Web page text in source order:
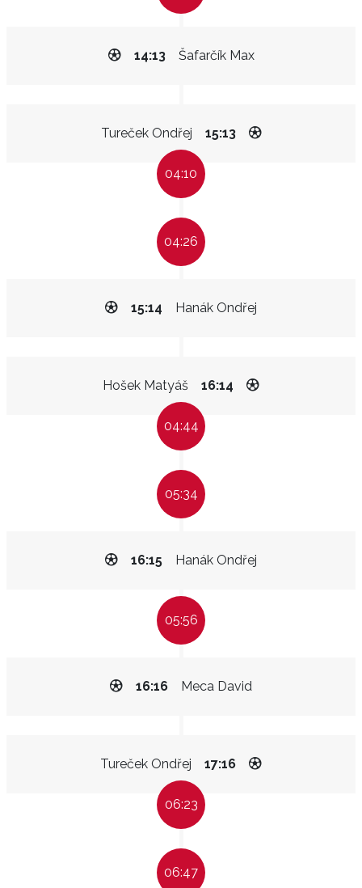
Šafarčík Max
14:13
Tureček Ondřej 15:13
04:10
04:26
Hanák Ondřej
15:14
Hošek Matyáš 16:14
04:44
05:34
Hanák Ondřej
16:15
05:56
Meca David
16:16
Tureček Ondřej 17:16
06:23
06:47